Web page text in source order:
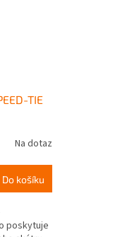
TIE
Na dotaz
Do košíku
poskytuje